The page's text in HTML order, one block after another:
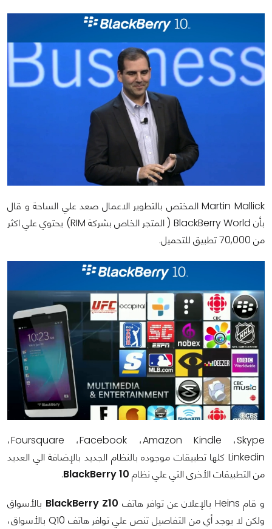
Martin Mallickالمختص بالتطوير الاعمال صعد علي الساحة و قال
بأن BlackBerry World ( المتجر الخاص بشركة RIM) يحتوي علي اكثر
من 70,000تطبيق للتحميل.
Skype، Amazon Kindle، Facebook، Foursquare،
Linkedin كلها تطبيقات موجوده بالنظام الجديد بالإضافة الي العديد
من التطبيقات الأخرى التي علي نظام BlackBerry 10
.
و قام Heins بالإعلان عن توافر هاتف BlackBerry Z10 بالأسواق
ولكن لا يوجد أي من التفاصيل تنص علي توافر هاتف Q10 بالأسواق،